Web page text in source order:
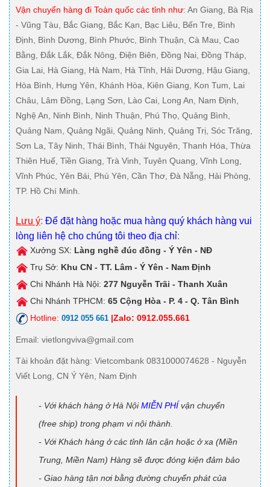
Vận chuyển hàng đi Toàn quốc các tỉnh như: An Giang, Bà Rịa
- Vũng Tàu, Bắc Giang, Bắc Kạn, Bạc Liêu, Bến Tre, Bình
Định, Bình Dương, Bình Phước, Bình Thuận, Cà Mau, Cao
Bằng, Đắk Lắk, Đắk Nông, Điện Biên, Đồng Nai, Đồng Tháp,
Gia Lai, Hà Giang, Hà Nam, Hà Tĩnh, Hải Dương, Hậu Giang,
Hòa Bình, Hưng Yên, Khánh Hòa, Kiên Giang, Kon Tum, Lai
Châu, Lâm Đồng, Lạng Sơn, Lào Cai, Long An, Nam Định,
Nghệ An, Ninh Bình, Ninh Thuận, Phú Thọ, Quảng Bình,
Quảng Nam, Quảng Ngãi, Quảng Ninh, Quảng Trị, Sóc Trăng,
Sơn La, Tây Ninh, Thái Bình, Thái Nguyên, Thanh Hóa, Thừa
Thiên Huế, Tiền Giang, Trà Vinh, Tuyên Quang, Vĩnh Long,
Vĩnh Phúc, Yên Bái, Phú Yên, Cần Thơ, Đà Nẵng, Hải Phòng,
TP. Hồ Chí Minh.
Lưu ý: Để đặt hàng hoặc mua hàng quý khách hàng vui
lòng liên hệ cho chúng tôi theo địa chỉ:
Xưởng SX: Làng nghề đúc đồng - Ý Yên - NĐ
Trụ Sở: Khu CN - TT. Lâm - Ý Yên - Nam Định
Chi Nhánh Hà Nội: 277 Nguyễn Trãi - Thanh Xuân
Chi Nhánh TPHCM: 65 Cộng Hòa - P. 4 - Q. Tân Bình
Hotline: 0912 055 661 |Zalo: 0912.055.661
Email: vietlongviva@gmail.com
Tài khoản đặt hàng: Vietcombank 0831000074628 - Nguyễn
Viết Long, CN Ý Yên, Nam Định
- Với khách hàng ở Hà NộiMIỄN PHÍ vận chuyển
(free ship) trong phạm vi nội thành.
- Với Khách hàng ở các tỉnh lân cận hoặc ở xa (Miền
Trung, Miền Nam) Hàng sẽ được đóng kiện đảm bảo
- Giao hàng tận nơi bằng đường chuyển phát của